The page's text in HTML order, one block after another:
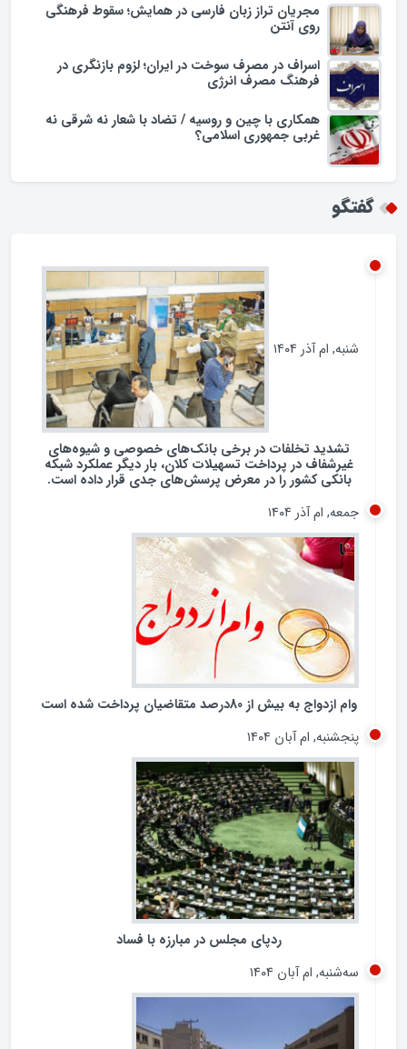
مجریان تراز زبان فارسی در همایش؛ سقوط فرهنگی
روی آنتن
اسراف در مصرف سوخت در ایران؛ لزوم بازنگری در
فرهنگ مصرف انرژی
همکاری با چین و روسیه / تضاد با شعار نه شرقی نه
غربی جمهوری اسلامی؟
گفتگو
شنبه, ام آذر ۱۴۰۴
تشدید تخلفات در برخی بانک‌های خصوصی و شیوه‌های
غیرشفاف در پرداخت تسهیلات کلان، بار دیگر عملکرد شبکه
بانکی کشور را در معرض پرسش‌های جدی قرار داده است.
جمعه, ام آذر ۱۴۰۴
وام ازدواج به بیش از 80درصد متقاضیان پرداخت شده است
پنجشنبه, ام آبان ۱۴۰۴
ردپای مجلس در مبارزه با فساد
سه‌شنبه, ام آبان ۱۴۰۴